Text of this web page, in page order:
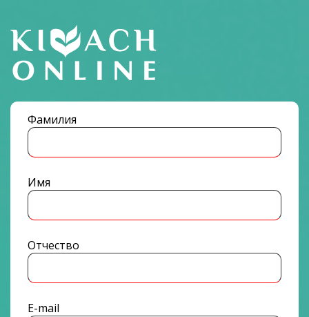
Фамилия
Имя
Отчество
E-mail